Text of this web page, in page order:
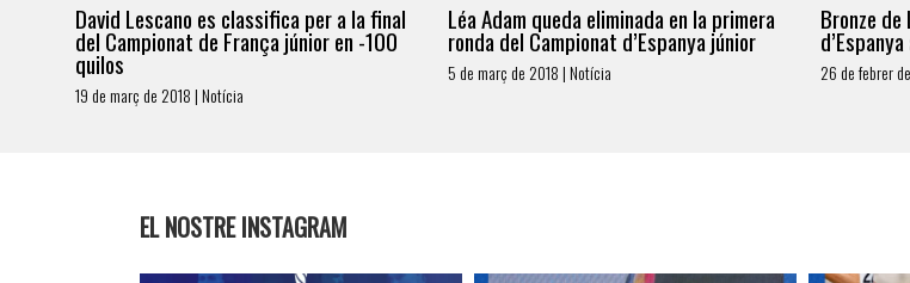
David Lescano es classifica per a la final
del Campionat de França júnior en -100
quilos
19 de març de 2018 | Notícia
Léa Adam queda eliminada en la primera
ronda del Campionat d’Espanya júnior
5 de març de 2018 | Notícia
Bronze de
26 de febrer
EL NOSTRE INSTAGRAM